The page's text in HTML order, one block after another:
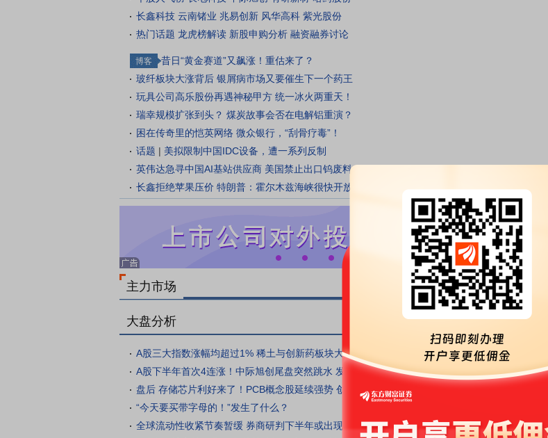
长鑫科技 云南锗业 兆易创新 风华高科 紫光股份
热门话题 龙虎榜解读 新股申购分析 融资融券讨论
博客
昔日“黄金赛道”又飙涨！重估来了？
玻纤板块大涨背后 银屑病市场又要催生下一个药王
玩具公司高乐股份再遇神秘甲方 统一冰火两重天！
瑞幸规模扩张到头？ 煤炭故事会否在电解铝重演？
困在传奇里的恺英网络 微众银行，“刮骨疗毒”！
话题 | 美拟限制中国IDC设备，遭一系列反制
英伟达急寻中国AI基站供应商 美国禁止出口钨废料
长鑫拒绝苹果压价 特朗普：霍尔木兹海峡很快开放
主力市场
大盘分析
A股三大指数涨幅均超过1% 稀土与创新药板块大涨
A股下半年首次4连涨！中际旭创尾盘突然跳水 发生...
盘后 存储芯片利好来了！PCB概念股延续强势 创新...
“今天要买带字母的！”发生了什么？
全球流动性收紧节奏暂缓 券商研判下半年或出现边...
行业资金流向 概念资金流向
行业主力净流入 行业主力净流出
单位：元